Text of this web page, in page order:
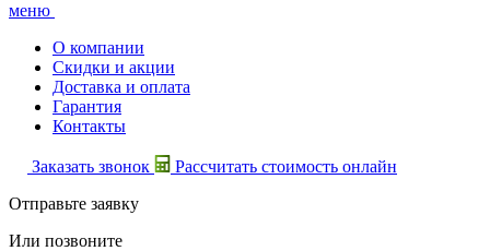
меню
О компании
Скидки и акции
Доставка и оплата
Гарантия
Контакты
Заказать звонок
Рассчитать стоимость онлайн
Отправьте заявку
Или позвоните